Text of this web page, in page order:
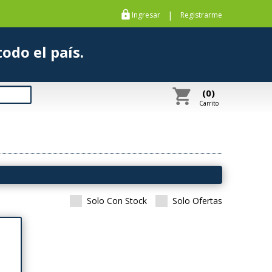
https Ingresar | Registrarme
a todo el país.
shopping_cart (0)
Carrito
Solo Con Stock Solo Ofertas